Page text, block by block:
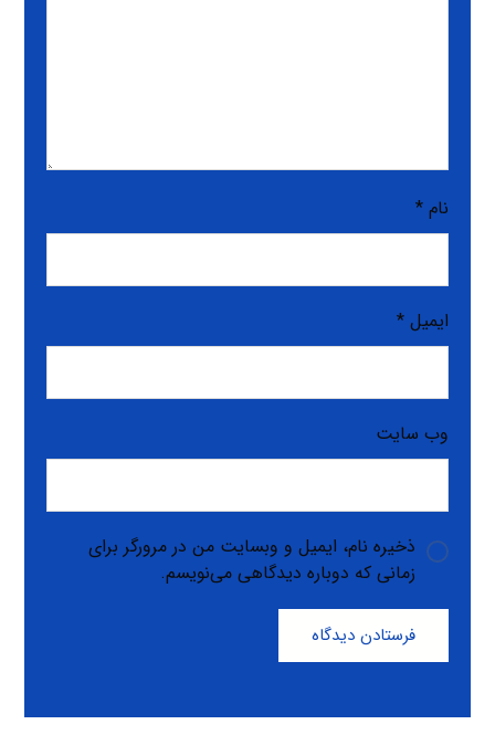
نام*
ایمیل*
وب‌ سایت
ذخیره نام، ایمیل و وبسایت من در مرورگر برای
زمانی که دوباره دیدگاهی می‌نویسم.
فرستادن دیدگاه